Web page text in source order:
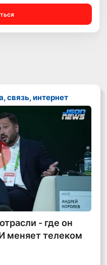
связь, интернет
видео
- где он
меняет телеком